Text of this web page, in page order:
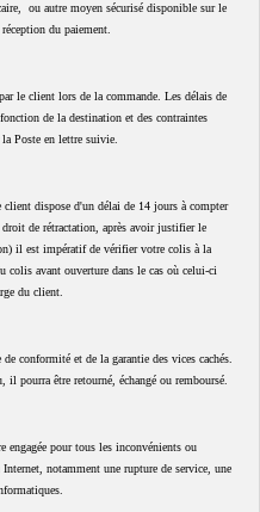
ou autre moyen sécurisé disponible sur le
du paiement.
le client lors de la commande. Les délais de
de la destination et des contraintes
Poste en lettre suivie.
dispose d'un délai de 14 jours à compter
de rétractation, après avoir justifier le
il est impératif de vérifier votre colis à la
colis avant ouverture dans le cas où celui-ci
du client.
conformité et de la garantie des vices cachés.
pourra être retourné, échangé ou remboursé.
engagée pour tous les inconvénients ou
notamment une rupture de service, une